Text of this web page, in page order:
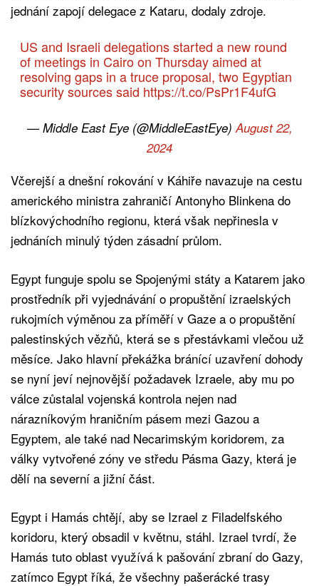
jednání zapojí delegace z Kataru, dodaly zdroje.
US and Israeli delegations started a new round
of meetings in Cairo on Thursday aimed at
resolving gaps in a truce proposal, two Egyptian
security sources said https://t.co/PsPr1F4ufG
— Middle East Eye (@MiddleEastEye) August 22,
2024
Včerejší a dnešní rokování v Káhiře navazuje na cestu
amerického ministra zahraničí Antonyho Blinkena do
blízkovýchodního regionu, která však nepřinesla v
jednáních minulý týden zásadní průlom.
Egypt funguje spolu se Spojenými státy a Katarem jako
prostředník při vyjednávání o propuštění izraelských
rukojmích výměnou za příměří v Gaze a o propuštění
palestinských vězňů, která se s přestávkami vlečou už
měsíce. Jako hlavní překážka bránící uzavření dohody
se nyní jeví nejnovější požadavek Izraele, aby mu po
válce zůstalal vojenská kontrola nejen nad
nárazníkovým hraničním pásem mezi Gazou a
Egyptem, ale také nad Necarimským koridorem, za
války vytvořené zóny ve středu Pásma Gazy, která je
dělí na severní a jižní část.
Egypt i Hamás chtějí, aby se Izrael z Filadelfského
koridoru, který obsadil v květnu, stáhl. Izrael tvrdí, že
Hamás tuto oblast využívá k pašování zbraní do Gazy,
zatímco Egypt říká, že všechny pašerácké trasy